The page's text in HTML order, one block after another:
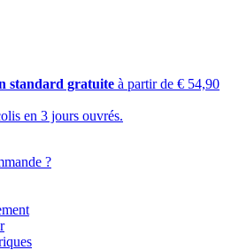
standard gratuite à partir de € 54,90
en 3 jours ouvrés.
?